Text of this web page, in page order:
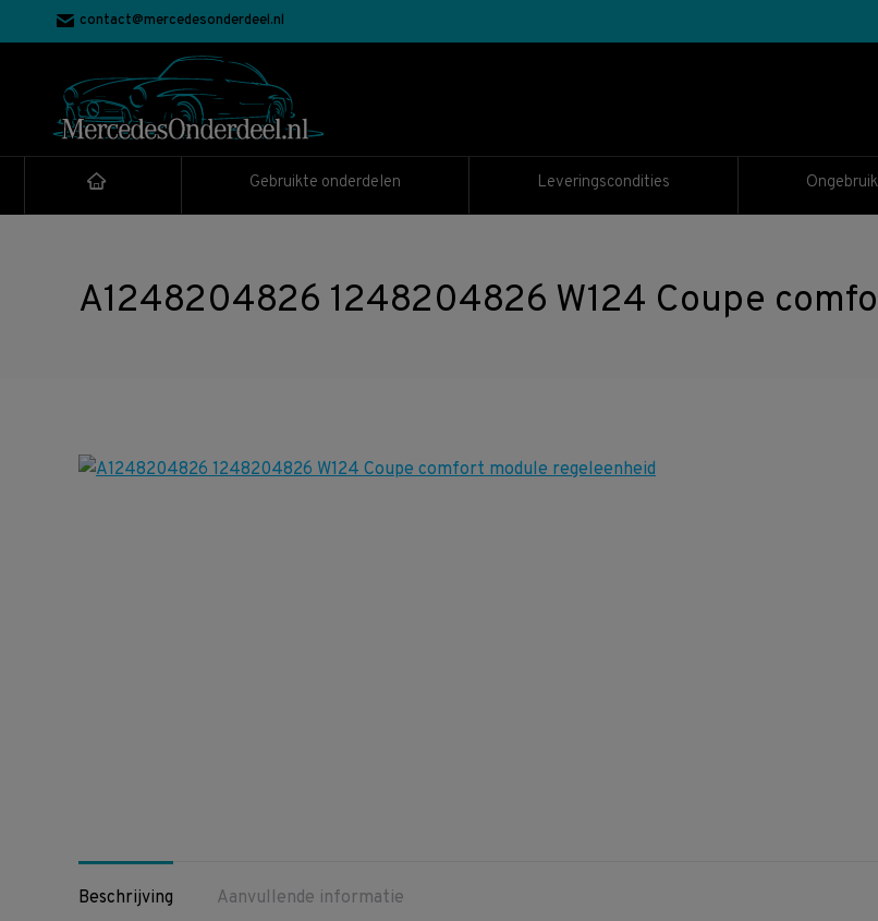
contact@mercedesonderdeel.nl
Gebruikte onderdelen Leveringscondities
A1248204826 1248204826 W124 Coupe
Beschrijving
Aanvullende informatie